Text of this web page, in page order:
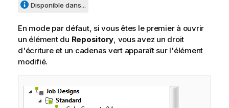
Disponible dans...
En mode par défaut, si vous êtes le premier à ouvrir
un élément du Repository , vous avez un droit
d'écriture et un cadenas vert apparaît sur l'élément
modifié.